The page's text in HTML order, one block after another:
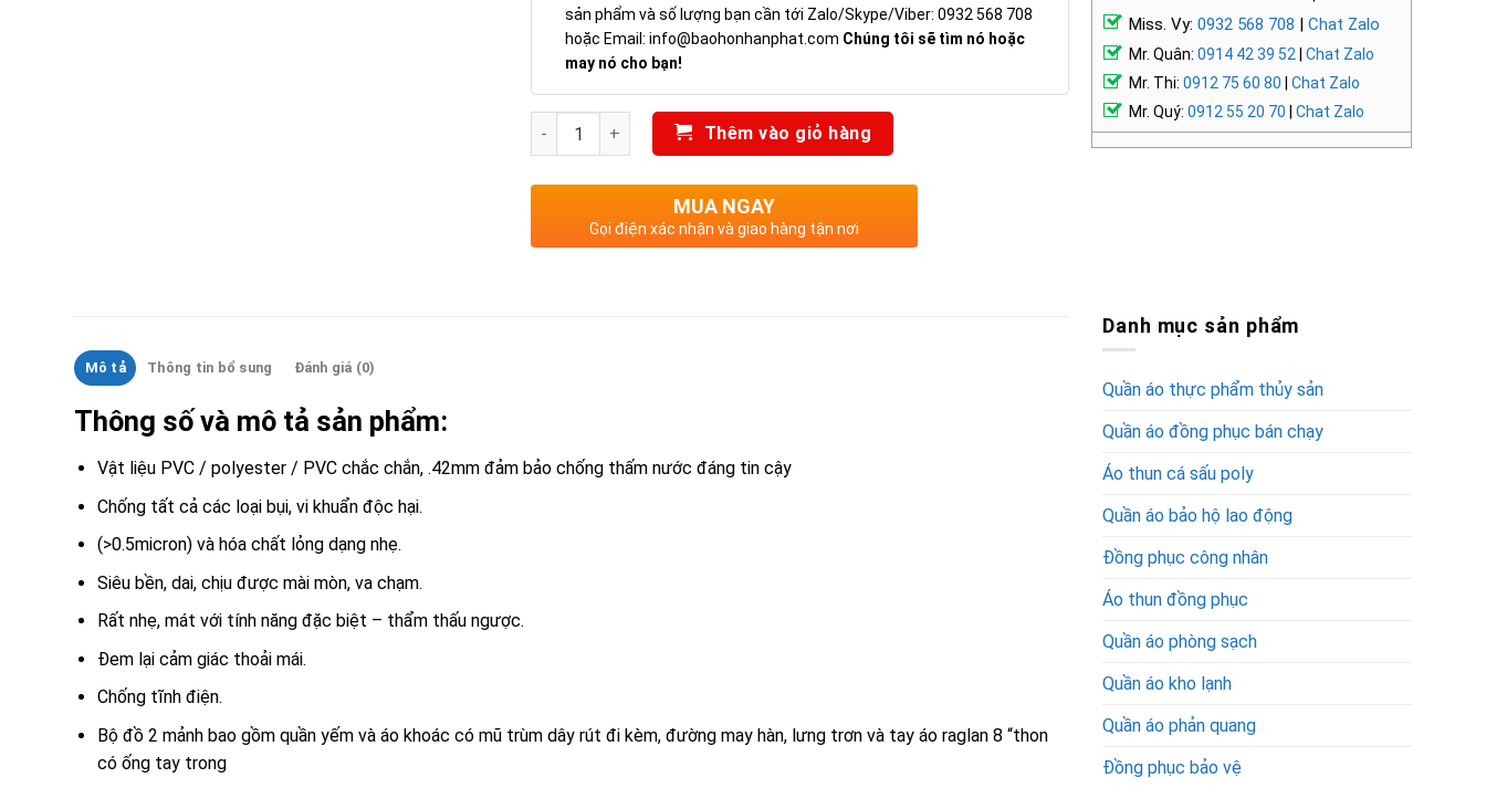
sản phẩm và số lượng bạn cần tới Zalo/Skype/Viber: 0932 568 708
hoặc Email: info@baohonhanphat.com Chúng tôi sẽ tìm nó hoặc
may nó cho bạn!
Số lượng Thêm vào giỏ hàng
MUA NGAY
Gọi điện xác nhận và giao hàng tận nơi
Miss. Vy: 0932 568 708 | Chat Zalo
Mr. Quân: 0914 42 39 52
Chat Zalo
Mr. Thi: 0912 75 60 80
Chat Zalo
Mr. Quý: 0912 55 20 70 Chat Zalo
Mô tả Thông tin bổ sung Đánh giá (0)
Thông số và mô tả sản phẩm:
Vật liệu PVC / polyester / PVC chắc chắn, .42mm đảm bảo chống thấm nước đáng tin cậy
Chống tất cả các loại bụi, vi khuẩn độc hại.
(>0.5micron) và hóa chất lỏng dạng nhẹ.
Siêu bền, dai, chịu được mài mòn, va chạm.
Rất nhẹ, mát với tính năng đặc biệt – thẩm thấu ngược.
Đem lại cảm giác thoải mái.
Chống tĩnh điện.
Bộ đồ 2 mảnh bao gồm quần yếm và áo khoác có mũ trùm dây rút đi kèm, đường may hàn, lưng trơn và tay áo raglan 8 “thon
có ống tay trong
Danh mục sản phẩm
Quần áo thực phẩm thủy sản
Quần áo đồng phục bán chạy
Áo thun cá sấu poly
Quần áo bảo hộ lao động
Đồng phục công nhân
Áo thun đồng phục
Quần áo phòng sạch
Quần áo kho lạnh
Quần áo phản quang
Đồng phục bảo vệ